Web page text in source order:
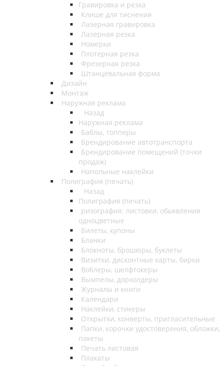
Гравировка и резка
Клише для тиснения
Лазерная гравировка
Лазерная резка
Номерки
Плотерная резка
Фрезерная резка
Штанцевальная форма
Дизайн
Монтаж
Наружная реклама
Назад
Наружная реклама
Баблы, топперы
Брендирование автотранспорта
Брендирование помещений (точки
продаж)
Напольные наклейки
Полиграфия (печать)
Назад
Полиграфия (печать)
ризография: листовки, обьявления
одноцветные
Билеты, купоны
Бланки
Блокноты, брошюры, буклеты
Визитки, дисконтные карты, бирки
Воблеры, шелфтокеры
Вымпелы, дорхолдеры
Журналы и книги
Календари
Наклейки, стикеры
Открытки, конверты, пригласительные
Папки, корочки удостоверения, обложки,
пакеты
Печать листовая
Плакаты